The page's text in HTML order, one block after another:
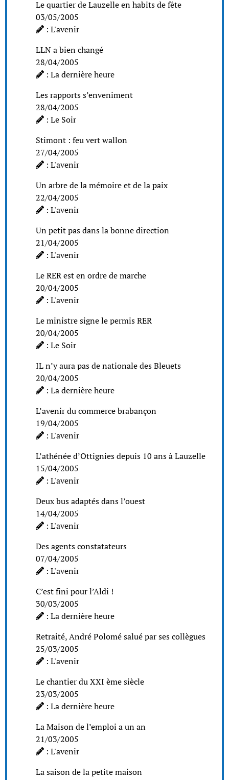
Le quartier de Lauzelle en habits de fête
03/05/2005
: L'avenir
LLN a bien changé
28/04/2005
: La dernière heure
Les rapports s’enveniment
28/04/2005
: Le Soir
Stimont : feu vert wallon
27/04/2005
: L'avenir
Un arbre de la mémoire et de la paix
22/04/2005
: L'avenir
Un petit pas dans la bonne direction
21/04/2005
: L'avenir
Le RER est en ordre de marche
20/04/2005
: L'avenir
Le ministre signe le permis RER
20/04/2005
: Le Soir
IL n’y aura pas de nationale des Bleuets
20/04/2005
: La dernière heure
L’avenir du commerce brabançon
19/04/2005
: L'avenir
L’athénée d’Ottignies depuis 10 ans à Lauzelle
15/04/2005
: L'avenir
Deux bus adaptés dans l’ouest
14/04/2005
: L'avenir
Des agents constatateurs
07/04/2005
: L'avenir
C’est fini pour l’Aldi !
30/03/2005
: La dernière heure
Retraité, André Polomé salué par ses collègues
25/03/2005
: L'avenir
Le chantier du XXI ème siècle
23/03/2005
: La dernière heure
La Maison de l’emploi a un an
21/03/2005
: L'avenir
La saison de la petite maison